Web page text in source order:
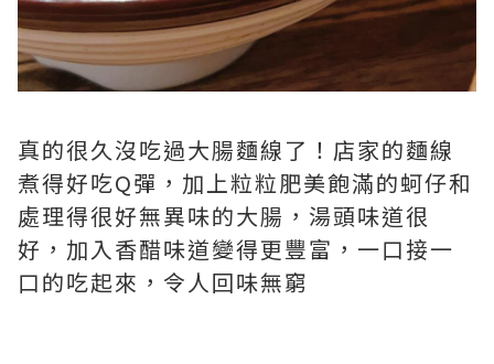
真的很久沒吃過大腸麵線了！店家的麵線
煮得好吃Q彈，加上粒粒肥美飽滿的蚵仔和
處理得很好無異味的大腸，湯頭味道很
好，加入香醋味道變得更豐富，一口接一
口的吃起來，令人回味無窮